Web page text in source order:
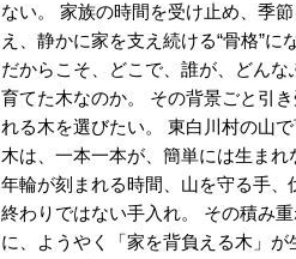
ない。 家族の時間を受け止め、季
え、静かに家を支え続ける“骨格”に
だからこそ、どこで、誰が、どんな
育てた木なのか。 その背景ごと引き
れる木を選びたい。 東白川村の山で
木は、一本一本が、簡単には生まれ
年輪が刻まれる時間、山を守る手、
終わりではない手入れ。 その積み
に、ようやく「家を背負える木」が